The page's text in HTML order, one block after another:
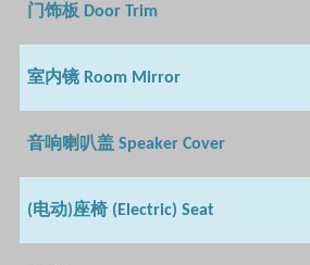
门饰板 Door Trim
室内镜 Room Mirror
音响喇叭盖 Speaker Cover
(电动)座椅 (Electric) Seat